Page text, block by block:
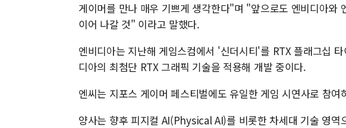
게이머를 만나 매우 기쁘게 생각한다"며 "앞으로도 엔비디아와
이어 나갈 것" 이라고 말했다.
엔비디아는 지난해 게임스컴에서 '신더시티'를 RTX 플래그십
디아의 최첨단 RTX 그래픽 기술을 적용해 개발 중이다.
엔씨는 지포스 게이머 페스티벌에도 유일한 게임 시연사로 참
양사는 향후 피지컬 AI(Physical AI)를 비롯한 차세대 기술 영역